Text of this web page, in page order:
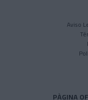
Aviso
PÀGINA